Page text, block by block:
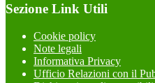
Sezione Link Utili
Cookie policy
Note legali
Informativa Privacy
Ufficio Relazioni con il